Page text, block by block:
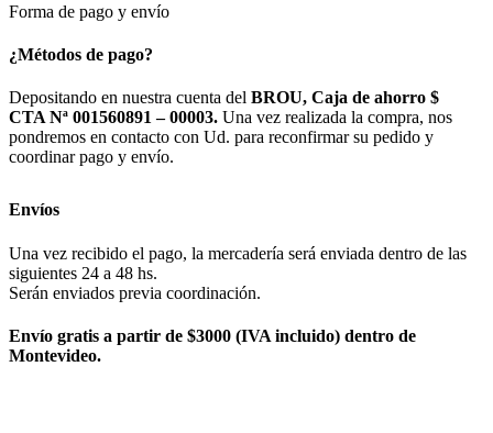
Forma de pago y envío
¿Métodos de pago?
Depositando en nuestra cuenta del BROU, Caja de ahorro $
CTA Nª 001560891 – 00003. Una vez realizada la compra, nos
pondremos en contacto con Ud. para reconfirmar su pedido y
coordinar pago y envío.
Envíos
Una vez recibido el pago, la mercadería será enviada dentro de las
siguientes 24 a 48 hs.
Serán enviados previa coordinación.
Envío gratis a partir de $3000 (IVA incluido) dentro de
Montevideo.